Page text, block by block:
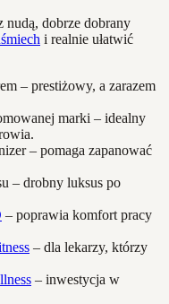
nudą, dobrze dobrany
i realnie ułatwić
– prestiżowy, a zarazem
marki – idealny
– pomaga zapanować
– drobny luksus po
– poprawia komfort pracy
– dla lekarzy, którzy
– inwestycja w